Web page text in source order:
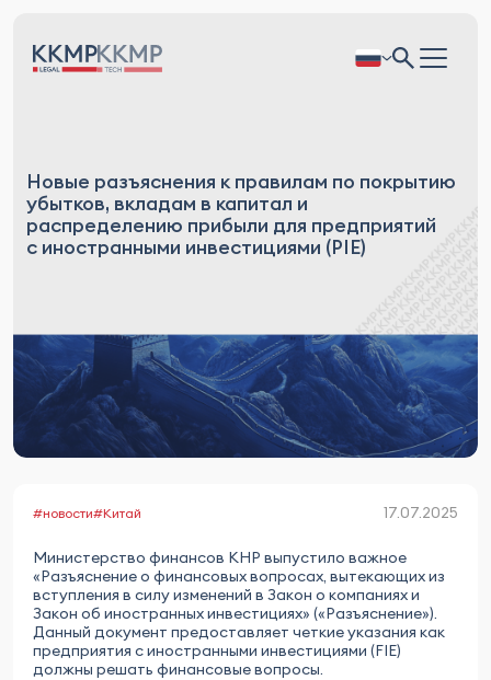
Новые разъяснения к правилам по покрытию
убытков, вкладам в капитал и
распределению прибыли для предприятий
с иностранными инвестициями (PIE)
#новости#Китай 17.07.2025
Министерство финансов КНР выпустило важное
«Разъяснение о финансовых вопросах, вытекающих из
вступления в силу изменений в Закон о компаниях и
Закон об иностранных инвестициях» («Разъяснение»).
Данный документ предоставляет четкие указания как
предприятия с иностранными инвестициями (FIE)
должны решать финансовые вопросы.